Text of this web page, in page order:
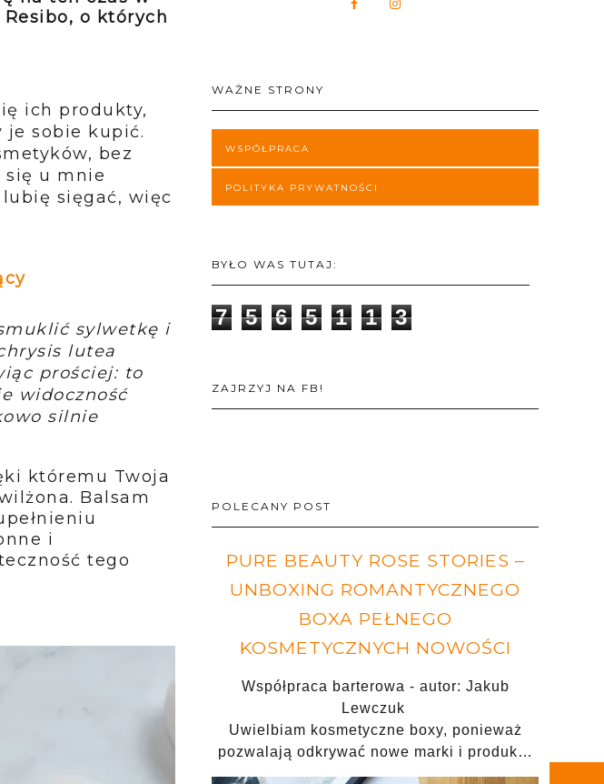
o których
ich produkty,
je sobie kupić.
bez
się u mnie
sięgać, więc
sylwetkę i
lutea
prościej: to
widoczność
silnie
któremu Twoja
Balsam
i
tego
WAŻNE STRONY
WSPÓŁPRACA
POLITYKA PRYWATNOŚCI
BYŁO WAS TUTAJ:
7 5 6 5 1 1 3
ZAJRZYJ NA FB!
POLECANY POST
PURE BEAUTY ROSE STORIES –
UNBOXING ROMANTYCZNEGO
BOXA PEŁNEGO
KOSMETYCZNYCH NOWOŚCI
Współpraca barterowa - autor: Jakub
Lewczuk
Uwielbiam kosmetyczne boxy, ponieważ
pozwalają odkrywać nowe marki i produk…